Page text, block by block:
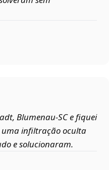
Blumenau‑SC e fiquei
uma infiltração oculta
e solucionaram.